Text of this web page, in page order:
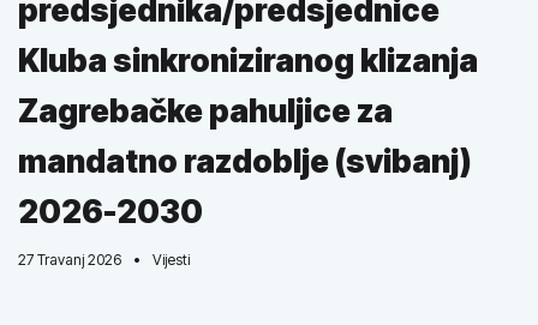
predsjednika/predsjednice
Kluba sinkroniziranog klizanja
Zagrebačke pahuljice za
mandatno razdoblje (svibanj)
2026-2030
27 Travanj 2026 Vijesti